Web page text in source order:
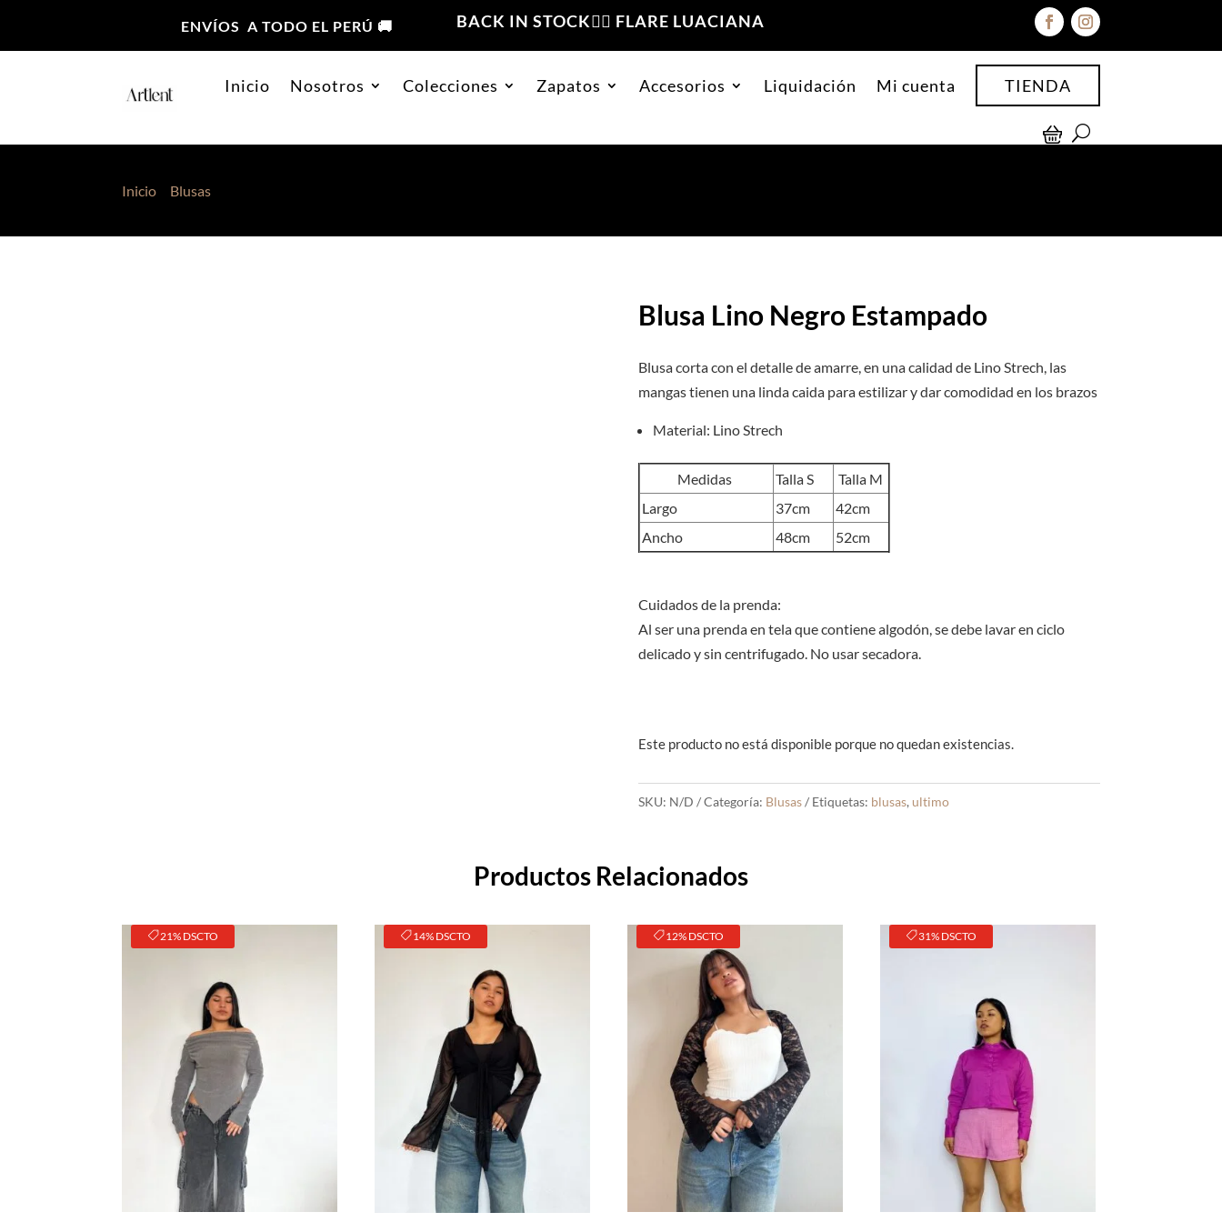
ENVÍOS A TODO EL PERÚ 🚚 BACK IN STOCK❤️‍🔥 FLARE LUACIANA
Inicio Nosotros Colecciones Zapatos Accesorios Liquidación Mi cuenta TIENDA
Inicio Blusas
Blusa Lino Negro Estampado
Blusa corta con el detalle de amarre, en una calidad de Lino Strech, las
mangas tienen una linda caida para estilizar y dar comodidad en los brazos
Material: Lino Strech
Medidas Talla S
Talla M
Largo
37cm
42cm
Ancho
48cm 52cm
Cuidados de la prenda:
Al ser una prenda en tela que contiene algodón, se debe lavar en ciclo
delicado y sin centrifugado. No usar secadora.
Este producto no está disponible porque no quedan existencias.
SKU: N/D Categoría: Blusas Etiquetas: blusas, ultimo
Productos Relacionados
21% DSCTO 14% DSCTO 12% DSCTO 31% DSCTO